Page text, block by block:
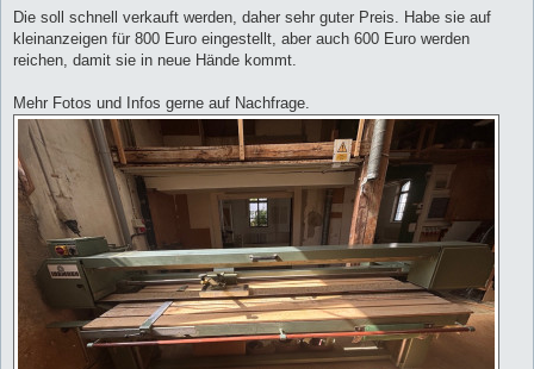
Die soll schnell verkauft werden, daher sehr guter Preis. Habe sie auf
kleinanzeigen für 800 Euro eingestellt, aber auch 600 Euro werden
reichen, damit sie in neue Hände kommt.
Mehr Fotos und Infos gerne auf Nachfrage.